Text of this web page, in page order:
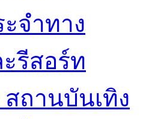
จำทาง
รีสอร์ท
ถานบันเทิง